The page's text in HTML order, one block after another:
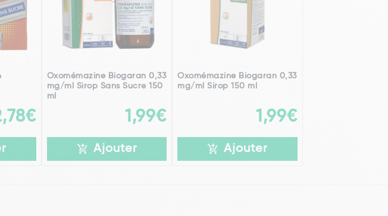
Oxomémazine Biogaran 0,33
mg/ml Sirop Sans Sucre 150
ml
1,99€
Ajouter
Oxomémazine Biogaran 0,33
mg/ml Sirop 150 ml
1,99€
Ajouter